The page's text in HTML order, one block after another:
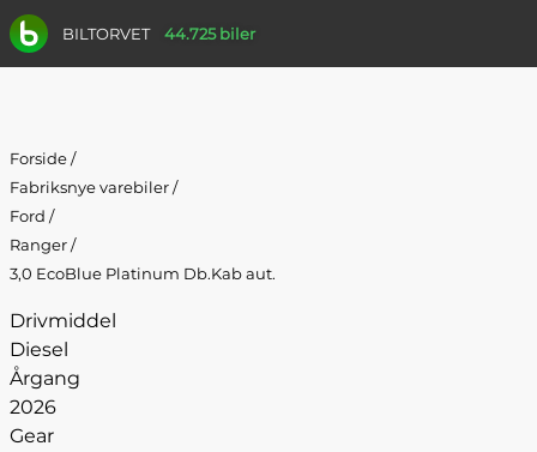
BILTORVET 44.725 biler
Forside/
Fabriksnye varebiler/
Ford /
Ranger/
3,0 EcoBlue Platinum Db.Kab aut.
Drivmiddel
Diesel
Årgang
2026
Gear